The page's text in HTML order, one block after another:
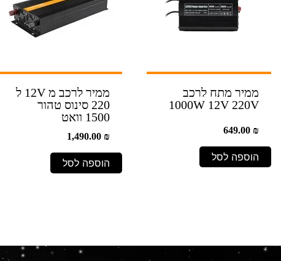
ממיר מתח לרכב
1000W 12V 220V
649.00 ₪
הוספה לסל
ממיר לרכב מ 12V ל
220 סינוס טהור
1500 וואט
1,490.00 ₪
הוספה לסל